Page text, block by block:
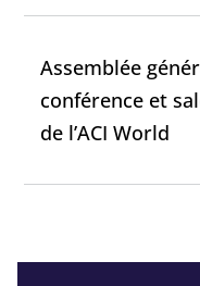
Assemblée
conférence et
de l’ACI World